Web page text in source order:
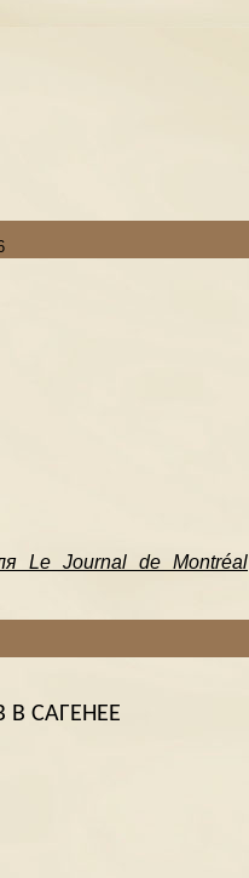
Le Journal de Montréal
САГЕНЕЕ